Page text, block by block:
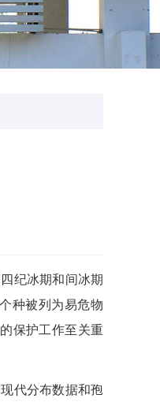
纪冰期和间冰期
个种被列为易危物
保护工作至关重
代分布数据和孢